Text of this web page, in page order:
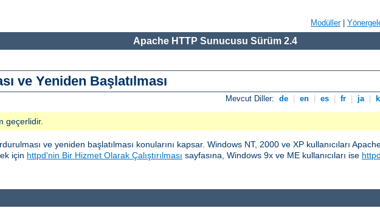
Modüller|
Apache HTTP Sunucusu Sürüm 2.4
ve Yeniden Başlatılması
Mevcut Diller: de en es fr ja
geçerlidir.
ve yeniden başlatılması konularını kapsar. Windows NT, 2000 ve XP kullanıcıları
için httpd'nin Bir Hizmet Olarak Çalıştırılması sayfasına, Windows 9x ve ME kullanıcıları ise